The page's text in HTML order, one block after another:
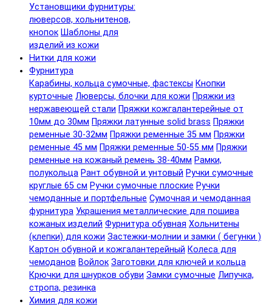
Установщики фурнитуры:
люверсов, хольнитенов,
кнопок Шаблоны для
изделий из кожи
Нитки для кожи
Фурнитура
Карабины, кольца сумочные, фастексы Кнопки
курточные Люверсы, блочки для кожи Пряжки из
нержавеющей стали Пряжки кожгалантерейные от
10мм до 30мм Пряжки латунные solid brass Пряжки
ременные 30-32мм Пряжки ременные 35 мм Пряжки
ременные 45 мм Пряжки ременные 50-55 мм Пряжки
ременные на кожаный ремень 38-40мм Рамки,
полукольца Рант обувной и унтовый Ручки сумочные
круглые 65 см Ручки сумочные плоские Ручки
чемоданные и портфельные Сумочная и чемоданная
фурнитура Украшения металлические для пошива
кожаных изделий Фурнитура обувная Хольнитены
(клепки) для кожи Застежки-молнии и замки ( бегунки )
Картон обувной и кожгалантерейный Колеса для
чемоданов Войлок Заготовки для ключей и кольца
Крючки для шнурков обуви Замки сумочные Липучка,
стропа, резинка
Химия для кожи